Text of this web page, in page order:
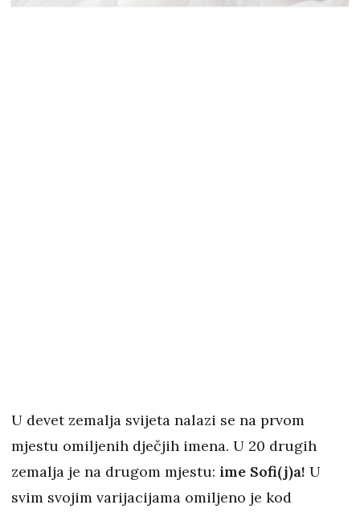
U devet zemalja svijeta nalazi se na prvom
mjestu omiljenih dječjih imena. U 20 drugih
zemalja je na drugom mjestu: ime Sofi(j)a! U
svim svojim varijacijama omiljeno je kod